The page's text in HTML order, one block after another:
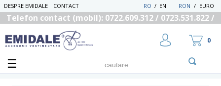
DESPRE EMIDALE CONTACT RON / EURO
EN
/
RO
Telefon contact (mobil): 0722.609.312 / 0723.531.822 /
0